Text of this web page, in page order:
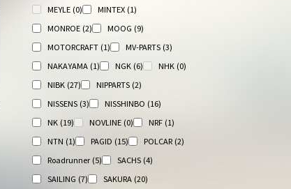
MEYLE (0) MINTEX (1)
MONROE (2) MOOG (9)
MOTORCRAFT (1) MV-PARTS (3)
NAKAYAMA (1) NGK (6) NHK (0)
NIBK (27) NIPPARTS (2)
NISSENS (3) NISSHINBO (16)
NK (19) NOVLINE (0) NRF (1)
NTN (1) PAGID (15) POLCAR (2)
Roadrunner (5) SACHS (4)
SAILING (7) SAKURA (20)